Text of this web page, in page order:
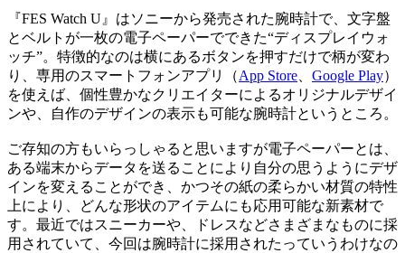
『FES Watch U』はソニーから発売された腕時計で、文字盤
とベルトが一枚の電子ペーパーでできた“ディスプレイウォ
ッチ”。特徴的なのは横にあるボタンを押すだけで柄が変わ
り、専用のスマートフォンアプリ（App Store Google Play）
を使えば、個性豊かなクリエイターによるオリジナルデザイ
ンや、自作のデザインの表示も可能な腕時計というところ。
ご存知の方もいらっしゃると思いますが電子ペーパーとは、
ある端末からデータを送ることにより自分の思うようにデザ
インを変えることができ、かつその紙の柔らかい材質の特性
上により、どんな形状のアイテムにも応用可能な新素材で
す。最近ではスニーカーや、ドレスなどさまざまなものに採
用されていて、今回は腕時計に採用されたっていうわけなの